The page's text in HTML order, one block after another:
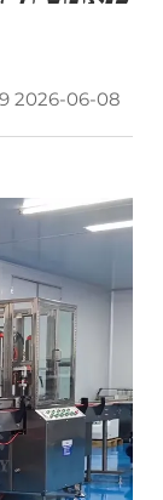
חֲדָשִים
לְהִתְחַבֵּר אֵלֵינוּ
2026-06-08 17:27:29